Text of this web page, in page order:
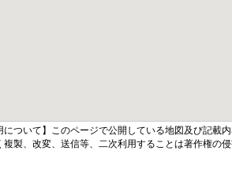
について】このページで公開している地図及び記載
複製、改変、送信等、二次利用することは著作権の